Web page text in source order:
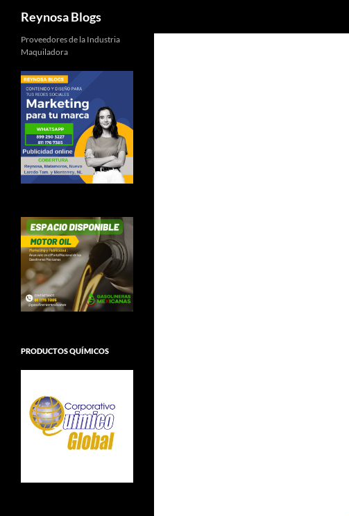
Reynosa Blogs
Proveedores de la Industria
Maquiladora
PRODUCTOS QUÍMICOS